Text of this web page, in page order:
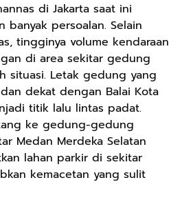
di Jakarta saat ini
banyak persoalan. Selain
tingginya volume kendaraan
di area sekitar gedung
situasi. Letak gedung yang
dekat dengan Balai Kota
titik lalu lintas padat.
ke gedung-gedung
Medan Merdeka Selatan
lahan parkir di sekitar
kemacetan yang sulit